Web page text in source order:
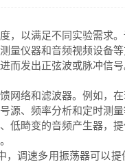
以满足不同实验需求
仪器和音频视频设备等
发出正弦波或脉冲信号
络和滤波器。例如，
源、频率分析和定时测量
畸变的音频产生器，提
速多用振荡器可以提